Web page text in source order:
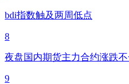
bdi指数触及两周低点
8
夜盘国内期货主力合约涨跌不
9